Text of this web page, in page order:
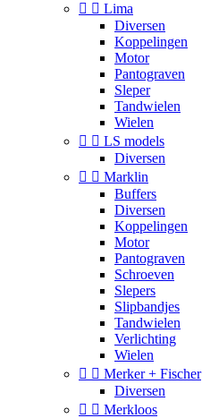
  Lima
Diversen
Koppelingen
Motor
Pantograven
Sleper
Tandwielen
Wielen
  LS models
Diversen
  Marklin
Buffers
Diversen
Koppelingen
Motor
Pantograven
Schroeven
Slepers
Slipbandjes
Tandwielen
Verlichting
Wielen
  Merker + Fischer
Diversen
  Merkloos